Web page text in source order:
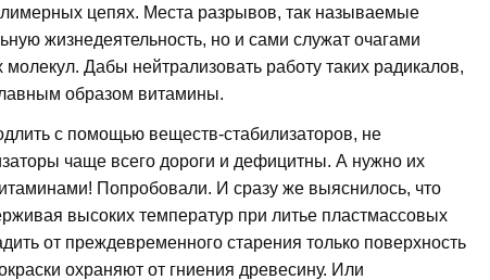
цепях. Места разрывов, так называемые
жизнедеятельность, но и сами служат очагами
Дабы нейтрализовать работу таких радикалов,
образом витамины.
с помощью веществ-стабилизаторов, не
чаще всего дороги и дефицитны. А нужно их
Попробовали. И сразу же выяснилось, что
высоких температур при литье пластмассовых
от преждевременного старения только поверхность
охраняют от гниения древесину. Или